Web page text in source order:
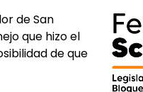
de San
que hizo el
de que